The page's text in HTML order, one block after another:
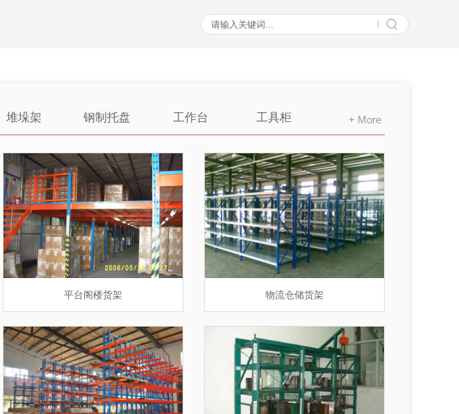
堆垛架 钢制托盘 工作台 工具柜 + More
钢制托盘 平台阁楼货架
平台阁楼货架 物流仓储货架